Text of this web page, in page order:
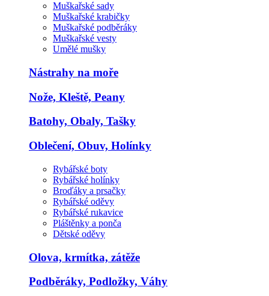
Muškařské sady
Muškařské krabičky
Muškařské podběráky
Muškařské vesty
Umělé mušky
Nástrahy na moře
Nože, Kleště, Peany
Batohy, Obaly, Tašky
Oblečení, Obuv, Holínky
Rybářské boty
Rybářské holínky
Broďáky a prsačky
Rybářské oděvy
Rybářské rukavice
Pláštěnky a ponča
Dětské oděvy
Olova, krmítka, zátěže
Podběráky, Podložky, Váhy